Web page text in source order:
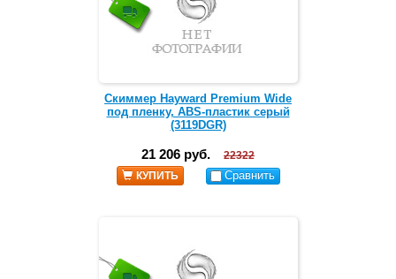
Скиммер Hayward Premium Wide
под пленку, ABS-пластик серый
(3119DGR)
21 206 руб.
22322
КУПИТЬ
Сравнить